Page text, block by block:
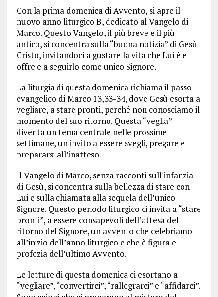
Con la prima domenica di Avvento, si apre il
nuovo anno liturgico B, dedicato al Vangelo di
Marco. Questo Vangelo, il più breve e il più
antico, si concentra sulla “buona notizia” di Gesù
Cristo, invitandoci a gustare la vita che Lui è e
offre e a seguirlo come unico Signore.
La liturgia di questa domenica richiama il passo
evangelico di Marco 13,33-34, dove Gesù esorta a
vegliare, a stare pronti, perché non conosciamo il
momento del suo ritorno. Questa “veglia”
diventa un tema centrale nelle prossime
settimane, un invito a essere svegli, pregare e
prepararsi all’inatteso.
Il Vangelo di Marco, senza racconti sull’infanzia
di Gesù, si concentra sulla bellezza di stare con
Lui e sulla chiamata alla sequela dell’unico
Signore. Questo periodo liturgico ci invita a “stare
pronti”, a essere consapevoli dell’attesa del
ritorno del Signore, un avvento che celebriamo
all’inizio dell’anno liturgico e che è figura e
profezia dell’ultimo Avvento.
Le letture di questa domenica ci esortano a
“vegliare”, “convertirci”, “rallegrarci” e “affidarci”.